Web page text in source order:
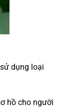
dụng loại
hồ cho người